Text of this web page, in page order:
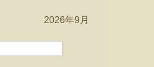
2026年9月